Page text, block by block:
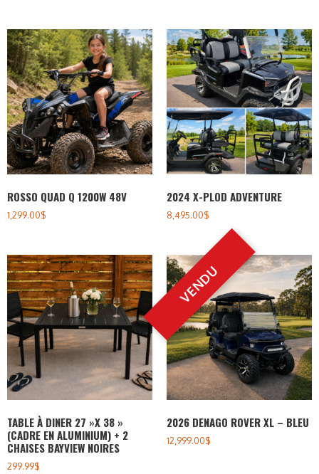
ROSSO QUAD Q 1200W 48V
1,299.00$
2024 X-PLOD ADVENTURE
8,495.00$
TABLE À DINER 27 »X 38 »
(CADRE EN ALUMINIUM) + 2
CHAISES BAYVIEW NOIRES
299.99$
2026 DENAGO ROVER XL – BLEU
12,999.00$